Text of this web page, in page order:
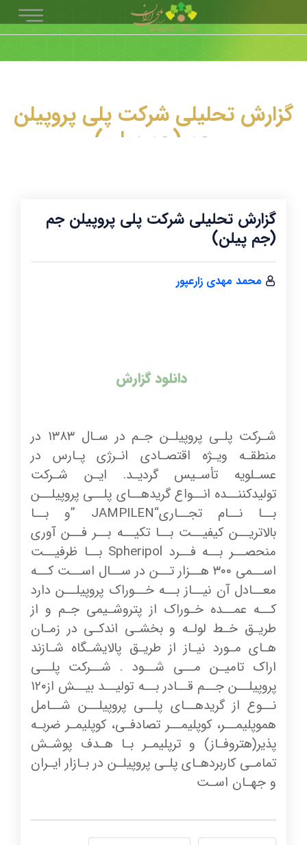
گزارش تحلیلی شرکت پلی پروپیلن
جم (جم پیلن)
گزارش تحلیلی شرکت پلی پروپیلن جم
(جم پیلن)
محمد مهدی زارعپور
دانلود گزارش
شـرکت پلـی پروپیلـن جـم در سـال ۱۳۸۳ در
منطقـه ویـژه اقتصـادی انـرژی پـارس در
عسـلویه تأسـیس گردیـد. ایـن شـرکت
تولیدکننــده انــواع گریدهــای پلــی پروپیلــن
بــا نــام تجــاری“JAMPILEN ”و بــا
بالاتریــن کیفیــت بــا تکیــه بــر فــن آوری
منحصــر بــه فــرد Spheripol بــا ظرفیــت
اســمی ۳۰۰ هــزار تــن در ســال اســت کــه
معــادل آن نیــاز بــه خــوراک پروپیلــن دارد
کــه عمــده خـوراک از پتروشـیمی جـم و از
طریـق خـط لولـه و بخشـی اندکـی در زمـان
هـای مـورد نیـاز از طریـق پالایشـگاه شـازند
اراک تامیـن مــی شــود . شــرکت پلــی
پروپیلــن جــم قــادر بــه تولیــد بیــش از۱۲۰
نــوع از گریدهــای پلــی پروپیلــن شــامل
هموپلیمــر، کوپلیمــر تصادفـی، کوپلیمـر ضربـه
پذیر(هتروفـاز) و ترپلیمـر بـا هـدف پوشـش
تمامـی کاربردهـای پلـی پروپیلـن در بـازار ایـران
و جهـان اسـت